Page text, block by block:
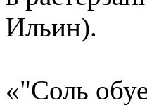
Ильин).
«"Соль